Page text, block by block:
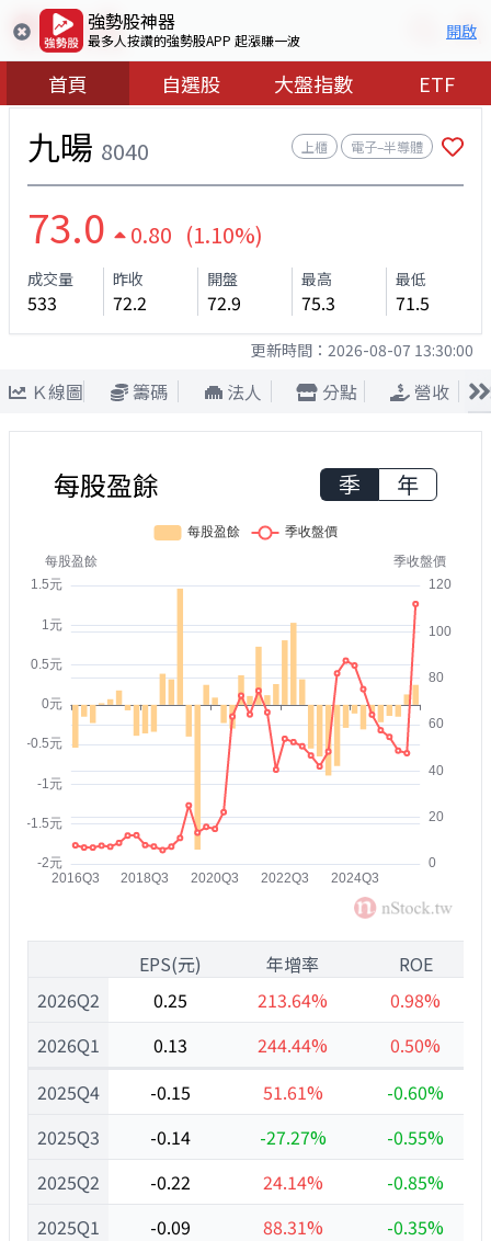
強勢股神器
最多人按讚的強勢股APP 起漲賺一波 開啟
首頁 自選股 大盤指數 ETF
九暘 8040 上櫃 電子–半導體
73.0 0.80 (1.10%)
成交量
533
昨收
72.2
開盤
72.9
最高
75.3
最低
71.5
更新時間： 2026-08-07 13:30:00
Ｋ線圖 籌碼 法人 分點 營收
每股盈餘 季 年
2026Q2
2026Q1
2025Q4
2025Q3
2025Q2
2025Q1
EPS(元) 年增率
ROE
0.25
213.64%
0.98%
0.13
244.44%
0.50%
-0.15
51.61%
-0.60%
-0.14
-27.27%
-0.55%
-0.22
24.14%
-0.85%
-0.09
88.31%
-0.35%